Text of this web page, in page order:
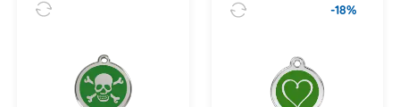
-18%